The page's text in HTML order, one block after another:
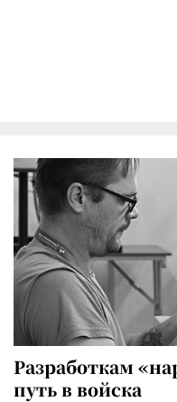
Разработкам
путь в войска